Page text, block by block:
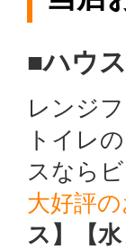
■ハウ
レンジ
トイレ
スなら
大好評
ス】【